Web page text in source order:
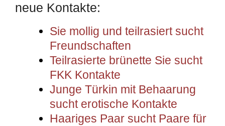
neue Kontakte:
Sie mollig und teilrasiert sucht
Freundschaften
Teilrasierte brünette Sie sucht
FKK Kontakte
Junge Türkin mit Behaarung
sucht erotische Kontakte
Haariges Paar sucht Paare für